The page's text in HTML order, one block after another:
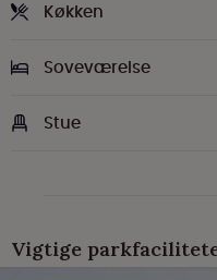
Køkken
Soveværelse
Stue
Vigtige